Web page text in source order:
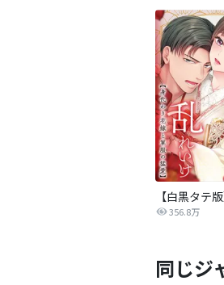
356.8万
同じジ